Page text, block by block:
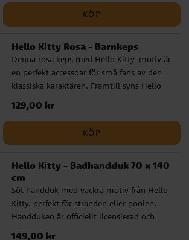
uttryck som passar både till vardag och
utflykt. Kepsen är tillverkad i en mjuk och
har en omkrets på 53 cm och är justerbar
baktill, vilket gör att den passar barn i
åldern ca 4 till 6 år. Detta är en officiellt
licensierad produkt från tillverkaren Cerdá.
KÖP
Hello Kitty Rosa - Barnkeps
Denna rosa keps med Hello Kitty-motiv är
en perfekt accessoar för små fans av den
klassiska karaktären. Framtill syns Hello
Kitty i sin ikoniska stil, och den prickiga
skärmen ger ett charmigt och lekfullt
utflykt. Kepsen är tillverkad i en mjuk och
har en omkrets på 53 cm och är justerbar
baktill, vilket gör att den passar barn i
åldern ca 4 till 6 år. Detta är en officiellt
licensierad produkt från tillverkaren Cerdá.
Pris :129,00 kr
129,00 kr
KÖP
Hello Kitty - Badhandduk 70 x 140
cm
Söt handduk med vackra motiv från Hello
Kitty, perfekt för stranden eller poolen.
Handduken är officiellt licensierad och
tillverkad av 100 % snabbtorkande
Pris:149,00 kr
149,00 kr